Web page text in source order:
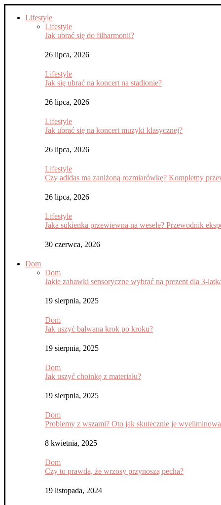
Lifestyle
Lifestyle
Jak ubrać się do filharmonii?
26 lipca, 2026
Lifestyle
Jak się ubrać na koncert na stadionie?
26 lipca, 2026
Lifestyle
Jak ubrać się na koncert muzyki klasycznej?
26 lipca, 2026
Lifestyle
Czy adidas ma zaniżoną rozmiarówkę? Kompletny
26 lipca, 2026
Lifestyle
Jaka sukienka przewiewna na wesele? Przewodnik
30 czerwca, 2026
Dom
Dom
Jakie zabawki sensoryczne wybrać na prezent dla 3-
19 sierpnia, 2025
Dom
Jak uszyć bałwana krok po kroku?
19 sierpnia, 2025
Dom
Jak uszyć choinkę z materiału?
19 sierpnia, 2025
Dom
Problemy z wszami? Oto jak skutecznie je
8 kwietnia, 2025
Dom
Czy to prawda, że wrzosy przynoszą pecha?
19 listopada, 2024